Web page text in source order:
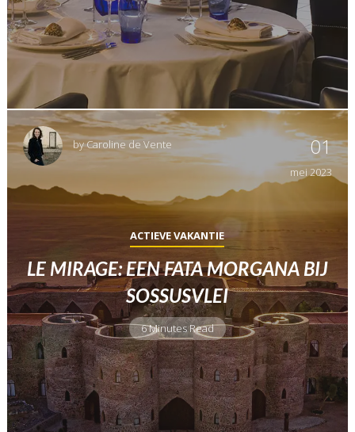
byCaroline de Vente 01
mei 2023
ACTIEVE VAKANTIE
LE MIRAGE: EEN FATA MORGANA BIJ
SOSSUSVLEI
6 Minutes Read